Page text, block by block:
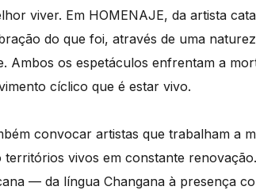
viver. Em HOMENAJE, da artista
do que foi, através de uma
Ambos os espetáculos enfrentam a
cíclico que é estar vivo.
convocar artistas que trabalham a
territórios vivos em constante
— da língua Changana à presença